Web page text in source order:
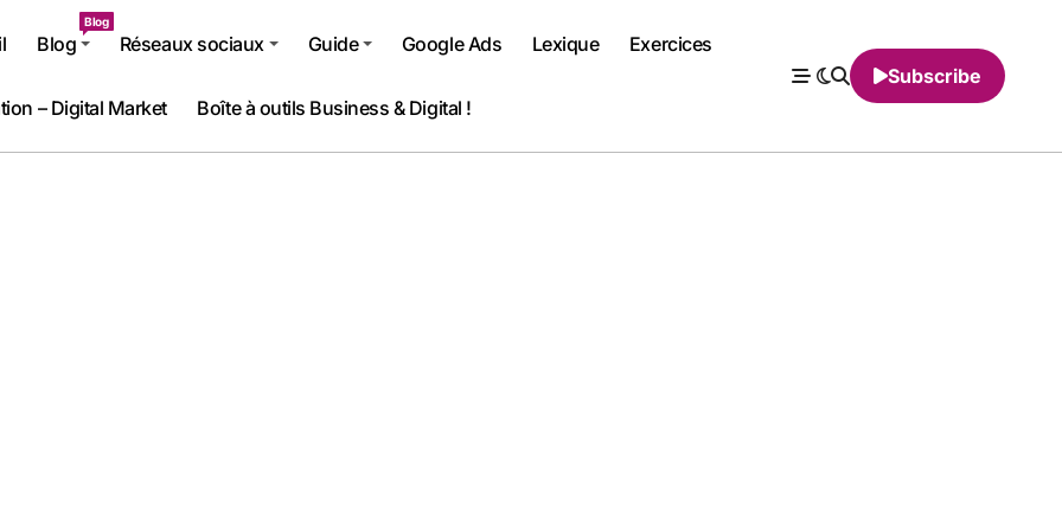
Blog
Blog
Réseaux sociaux Guide Google Ads Lexique Exercices
– Digital Market Boîte à outils Business & Digital !
Subscribe